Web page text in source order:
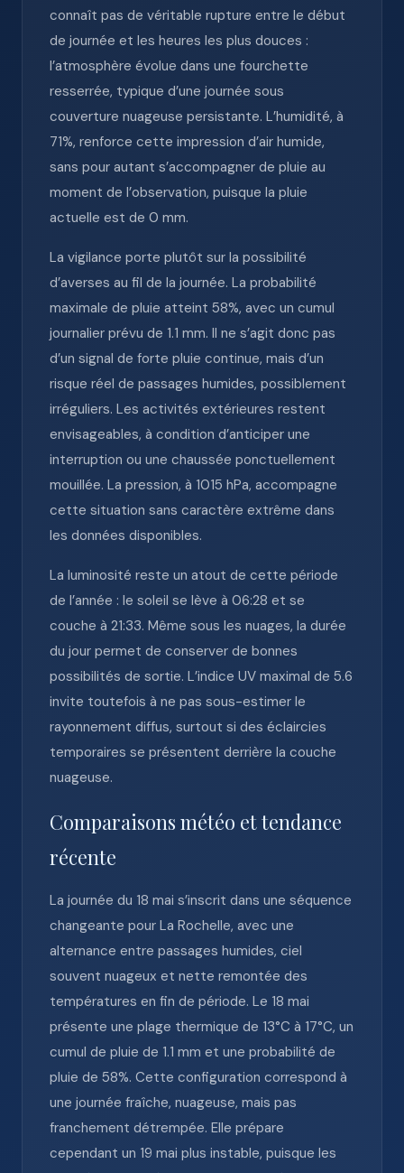
connaît pas de véritable rupture entre le début
de journée et les heures les plus douces :
l’atmosphère évolue dans une fourchette
resserrée, typique d’une journée sous
couverture nuageuse persistante. L’humidité, à
71%, renforce cette impression d’air humide,
sans pour autant s’accompagner de pluie au
moment de l’observation, puisque la pluie
actuelle est de 0 mm.
La vigilance porte plutôt sur la possibilité
d’averses au fil de la journée. La probabilité
maximale de pluie atteint 58%, avec un cumul
journalier prévu de 1.1 mm. Il ne s’agit donc pas
d’un signal de forte pluie continue, mais d’un
risque réel de passages humides, possiblement
irréguliers. Les activités extérieures restent
envisageables, à condition d’anticiper une
interruption ou une chaussée ponctuellement
mouillée. La pression, à 1015 hPa, accompagne
cette situation sans caractère extrême dans
les données disponibles.
La luminosité reste un atout de cette période
de l’année : le soleil se lève à 06:28 et se
couche à 21:33. Même sous les nuages, la durée
du jour permet de conserver de bonnes
possibilités de sortie. L’indice UV maximal de 5.6
invite toutefois à ne pas sous-estimer le
rayonnement diffus, surtout si des éclaircies
temporaires se présentent derrière la couche
nuageuse.
Comparaisons météo et tendance
récente
La journée du 18 mai s’inscrit dans une séquence
changeante pour La Rochelle, avec une
alternance entre passages humides, ciel
souvent nuageux et nette remontée des
températures en fin de période. Le 18 mai
présente une plage thermique de 13°C à 17°C, un
cumul de pluie de 1.1 mm et une probabilité de
pluie de 58%. Cette configuration correspond à
une journée fraîche, nuageuse, mais pas
franchement détrempée. Elle prépare
cependant un 19 mai plus instable, puisque les